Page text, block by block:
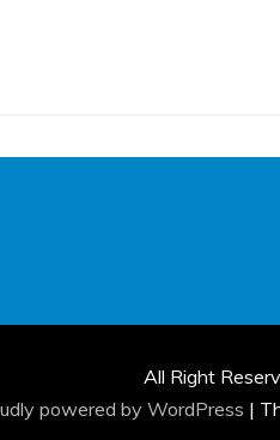
All Right
powered by WordPress |